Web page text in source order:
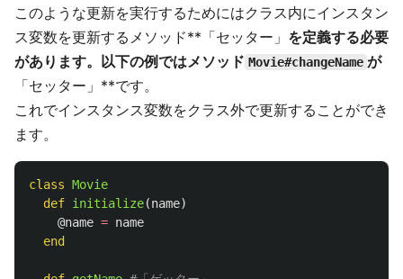
このような更新を実行するためにはクラス内にインスタン
ス変数を更新するメソッド**「セッター」 を定義する必要
があります。以下の例ではメソッド Movie#changeName が
「セッター」**です。
これでインスタンス変数をクラス外で更新することができ
ます。
class Movie
def initialize(name)
@name = name
end